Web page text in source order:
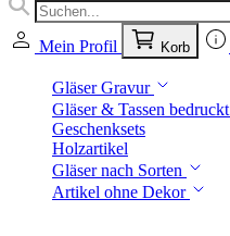
Mein Profil Korb
Gläser Gravur
Gläser & Tassen bedruckt
Geschenksets
Holzartikel
Gläser nach Sorten
Artikel ohne Dekor